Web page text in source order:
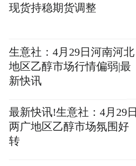
现货持稳期货调整
生意社：4月29日河南河北
地区乙醇市场行情偏弱|最
新快讯
最新快讯!生意社：4月29日
两广地区乙醇市场氛围好
转